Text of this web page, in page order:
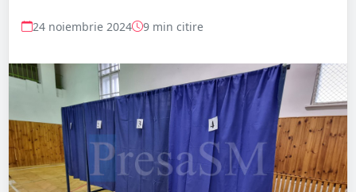
24 noiembrie 2024 9 min citire